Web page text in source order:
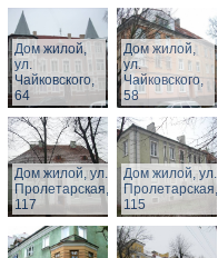
Дом жилой,
ул.
Чайковского,
64
Дом жилой,
ул.
Чайковского,
58
Дом жилой, ул.
Пролетарская,
117
Дом жилой, ул.
Пролетарская,
115